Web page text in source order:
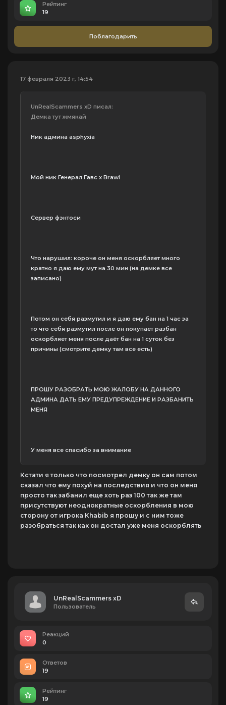
Рейтинг
19
Поблагодарить
17 февраля 2023 г, 14:54
UnRealScammers xD писал:
Демка тут жмякай
Ник админа asphyxia
Мой ник Генерал Гавс x Brawl
Сервер фэнтоси
Что нарушил: короче он меня оскорбляет много
кратно я даю ему мут на 30 мин (на демке все
записано)
Потом он себя размутил и я даю ему бан на 1 час за
то что себя размутил после он покупает разбан
оскорбляет меня после даёт бан на 1 суток без
причины (смотрите демку там все есть)
ПРОШУ РАЗОБРАТЬ МОЮ ЖАЛОБУ НА ДАННОГО
АДМИНА ДАТЬ ЕМУ ПРЕДУПРЕЖДЕНИЕ И РАЗБАНИТЬ
МЕНЯ
У меня все спасибо за внимание
Кстати я только что посмотрел демку он сам потом
сказал что ему похуй на последствия и что он меня
просто так забанил еще хоть раз 100 так же там
присутствуют неоднократные оскорбления в мою
сторону от игрока Khabib я прошу и с ним тоже
разобраться так как он достал уже меня оскорблять
UnRealScammers xD
Пользователь
Реакций
0
Ответов
19
Рейтинг
19